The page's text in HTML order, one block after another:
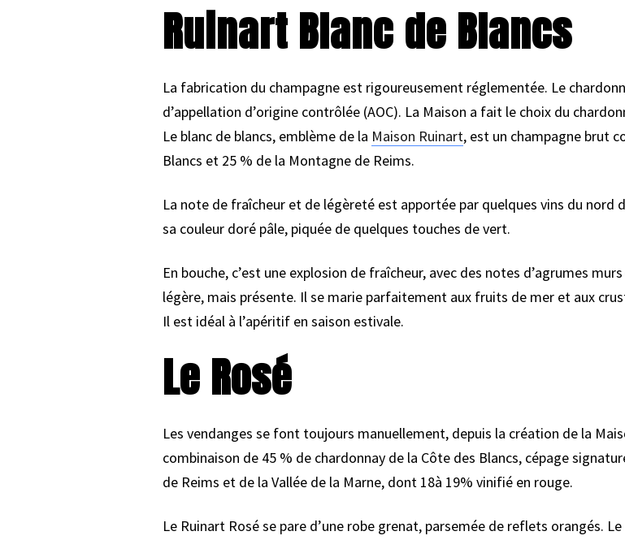
Ruinart Blanc de Blancs
La fabrication du champagne est rigoureusement réglementée. Le
d’appellation d’origine contrôlée (AOC). La Maison a fait le choix du
Le blanc de blancs, emblème de la Maison Ruinart, est un champagne brut
Blancs et 25 % de la Montagne de Reims.
La note de fraîcheur et de légèreté est apportée par quelques vins du nord
sa couleur doré pâle, piquée de quelques touches de vert.
En bouche, c’est une explosion de fraîcheur, avec des notes d’agrumes
légère, mais présente. Il se marie parfaitement aux fruits de mer et aux
Il est idéal à l’apéritif en saison estivale.
Le Rosé
Les vendanges se font toujours manuellement, depuis la création de la
combinaison de 45 % de chardonnay de la Côte des Blancs, cépage
de Reims et de la Vallée de la Marne, dont 18à 19% vinifié en rouge.
Le Ruinart Rosé se pare d’une robe grenat, parsemée de reflets orangés.